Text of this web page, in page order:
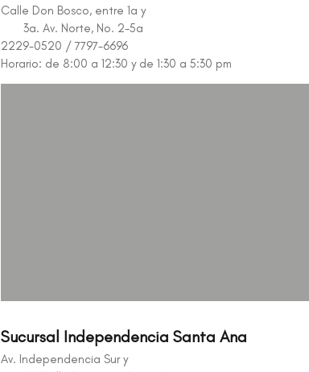
Calle Don Bosco, entre 1a y
3a. Av. Norte, No. 2-5a
2229-0520 / 7797-6696
Horario: de 8:00 a 12:30 y de 1:30 a 5:30 pm
Sucursal Independencia Santa Ana
Av. Independencia Sur y